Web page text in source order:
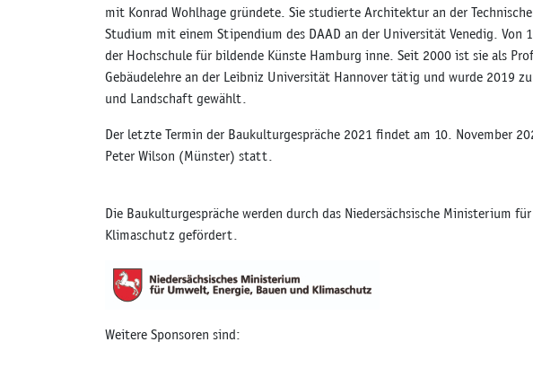
mit Konrad Wohlhage gründete. Sie studierte Architektur an der
Studium mit einem Stipendium des DAAD an der Universität Venedig. Von
der Hochschule für bildende Künste Hamburg inne. Seit 2000 ist sie als
Gebäudelehre an der Leibniz Universität Hannover tätig und wurde 2019
und Landschaft gewählt.
Der letzte Termin der Baukulturgespräche 2021 findet am 10. November
Peter Wilson (Münster) statt.
Die Baukulturgespräche werden durch das Niedersächsische Ministerium
Klimaschutz gefördert.
Weitere Sponsoren sind: